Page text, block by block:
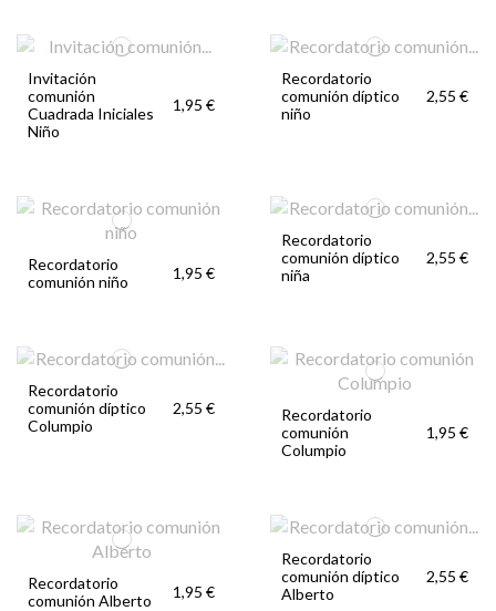
Invitación
comunión
Cuadrada Iniciales
Niño
1,95 €
Recordatorio
comunión díptico
niño
2,55 €
Recordatorio
comunión niño
1,95 €
Recordatorio
comunión díptico
niña
2,55 €
Recordatorio
comunión díptico
Columpio
2,55 €
Recordatorio
comunión
Columpio
1,95 €
Recordatorio
comunión Alberto
1,95 €
Recordatorio
comunión díptico
Alberto
2,55 €